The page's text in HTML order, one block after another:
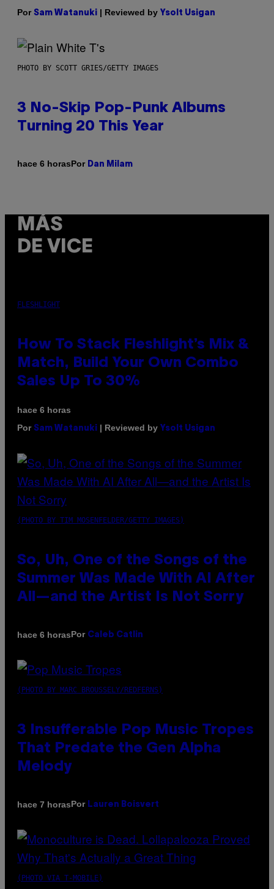
Por Sam Watanuki | Reviewed by Ysolt Usigan
PHOTO BY SCOTT GRIES/GETTY IMAGES
3 No-Skip Pop-Punk Albums
Turning 20 This Year
hace 6 horasPor Dan Milam
MÁS
DE VICE
FLESHLIGHT
How To Stack Fleshlight’s Mix &
Match, Build Your Own Combo
Sales Up To 30%
hace 6 horas
Por Sam Watanuki | Reviewed by Ysolt Usigan
(PHOTO BY TIM MOSENFELDER/GETTY IMAGES)
So, Uh, One of the Songs of the
Summer Was Made With AI After
All—and the Artist Is Not Sorry
hace 6 horasPor Caleb Catlin
(PHOTO BY MARC BROUSSELY/REDFERNS)
3 Insufferable Pop Music Tropes
That Predate the Gen Alpha
Melody
hace 7 horasPor Lauren Boisvert
(PHOTO VIA T-MOBILE)